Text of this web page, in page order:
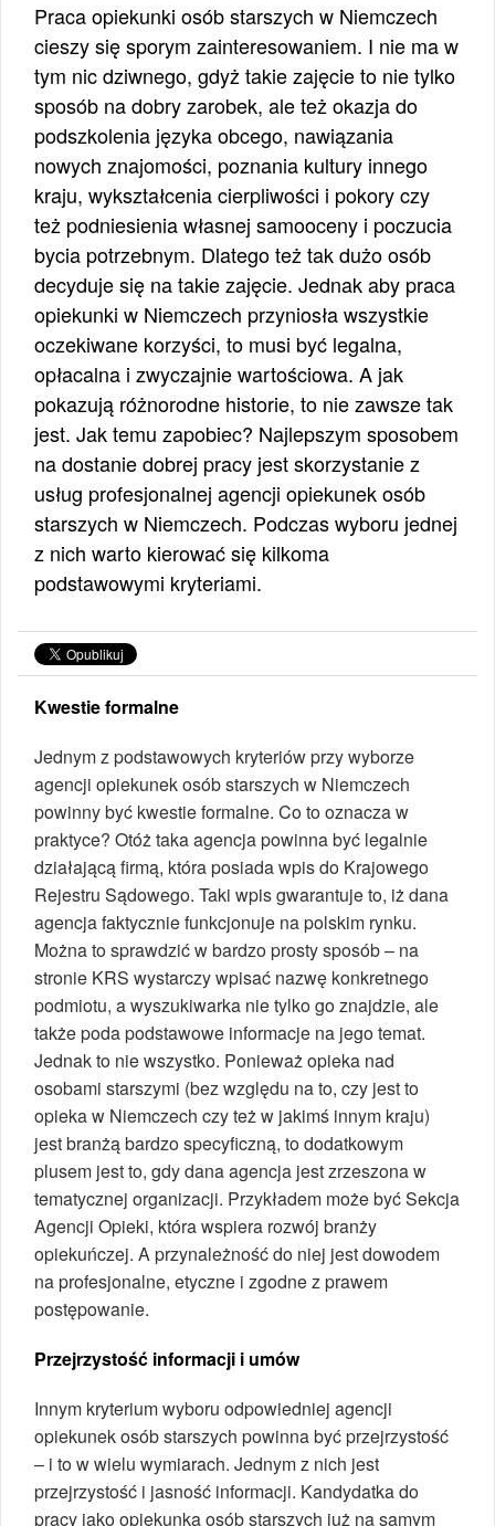
Praca opiekunki osób starszych w Niemczech
cieszy się sporym zainteresowaniem. I nie ma w
tym nic dziwnego, gdyż takie zajęcie to nie tylko
sposób na dobry zarobek, ale też okazja do
podszkolenia języka obcego, nawiązania
nowych znajomości, poznania kultury innego
kraju, wykształcenia cierpliwości i pokory czy
też podniesienia własnej samooceny i poczucia
bycia potrzebnym. Dlatego też tak dużo osób
decyduje się na takie zajęcie. Jednak aby praca
opiekunki w Niemczech przyniosła wszystkie
oczekiwane korzyści, to musi być legalna,
opłacalna i zwyczajnie wartościowa. A jak
pokazują różnorodne historie, to nie zawsze tak
jest. Jak temu zapobiec? Najlepszym sposobem
na dostanie dobrej pracy jest skorzystanie z
usług profesjonalnej agencji opiekunek osób
starszych w Niemczech. Podczas wyboru jednej
z nich warto kierować się kilkoma
podstawowymi kryteriami.
Kwestie formalne
Jednym z podstawowych kryteriów przy wyborze
agencji opiekunek osób starszych w Niemczech
powinny być kwestie formalne. Co to oznacza w
praktyce? Otóż taka agencja powinna być legalnie
działającą firmą, która posiada wpis do Krajowego
Rejestru Sądowego. Taki wpis gwarantuje to, iż dana
agencja faktycznie funkcjonuje na polskim rynku.
Można to sprawdzić w bardzo prosty sposób – na
stronie KRS wystarczy wpisać nazwę konkretnego
podmiotu, a wyszukiwarka nie tylko go znajdzie, ale
także poda podstawowe informacje na jego temat.
Jednak to nie wszystko. Ponieważ opieka nad
osobami starszymi (bez względu na to, czy jest to
opieka w Niemczech czy też w jakimś innym kraju)
jest branżą bardzo specyficzną, to dodatkowym
plusem jest to, gdy dana agencja jest zrzeszona w
tematycznej organizacji. Przykładem może być Sekcja
Agencji Opieki, która wspiera rozwój branży
opiekuńczej. A przynależność do niej jest dowodem
na profesjonalne, etyczne i zgodne z prawem
postępowanie.
Przejrzystość informacji i umów
Innym kryterium wyboru odpowiedniej agencji
opiekunek osób starszych powinna być przejrzystość
– i to w wielu wymiarach. Jednym z nich jest
przejrzystość i jasność informacji. Kandydatka do
pracy jako opiekunka osób starszych już na samym